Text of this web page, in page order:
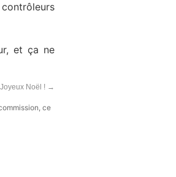
et ça ne
Joyeux Noël ! →
ce